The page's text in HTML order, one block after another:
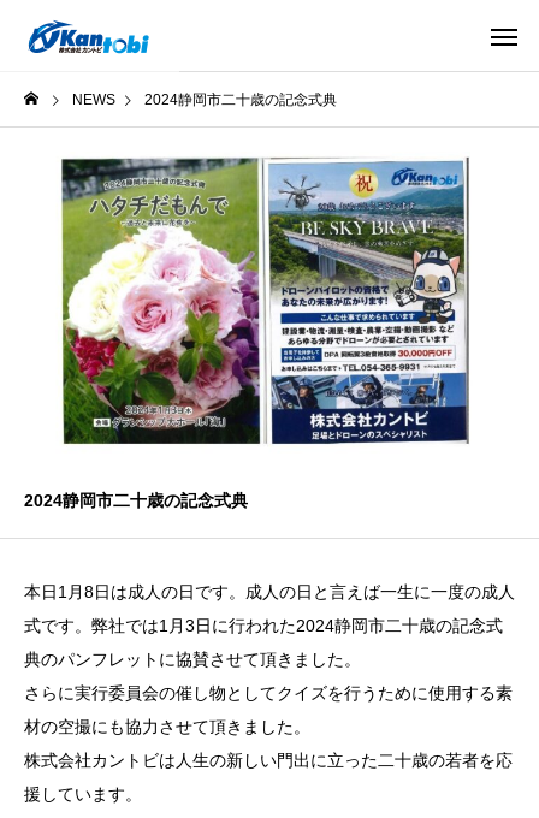
NEWS 2024静岡市二十歳の記念式典
2024静岡市二十歳の記念式典
本日1月8日は成人の日です。成人の日と言えば一生に一度の成人
式です。弊社では1月3日に行われた2024静岡市二十歳の記念式
典のパンフレットに協賛させて頂きました。
さらに実行委員会の催し物としてクイズを行うために使用する素
材の空撮にも協力させて頂きました。
株式会社カントビは人生の新しい門出に立った二十歳の若者を応
援しています。